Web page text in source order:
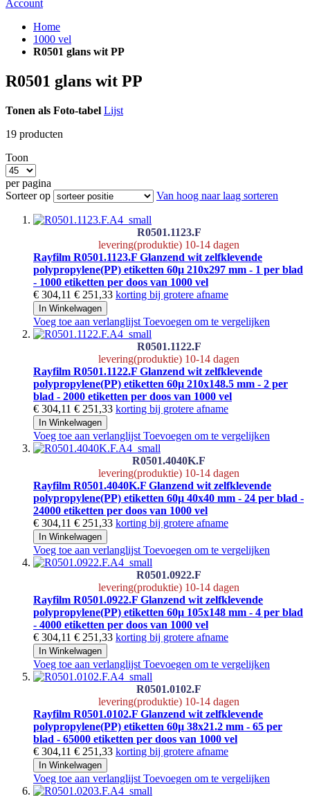
Account
Home
1000 vel
R0501 glans wit PP
R0501 glans wit PP
Tonen als Foto-tabel Lijst
19 producten
Toon
per pagina
Sorteer op
Van hoog naar laag sorteren
R0501.1123.F
levering(produktie) 10-14 dagen
Rayfilm R0501.1123.F Glanzend wit zelfklevende
polypropylene(PP) etiketten 60µ 210x297 mm - 1 per blad
- 1000 etiketten per doos van 1000 vel
€ 304,11 € 251,33 korting bij grotere afname
In Winkelwagen
Voeg toe aan verlanglijst Toevoegen om te vergelijken
R0501.1122.F
levering(produktie) 10-14 dagen
Rayfilm R0501.1122.F Glanzend wit zelfklevende
polypropylene(PP) etiketten 60µ 210x148.5 mm - 2 per
blad - 2000 etiketten per doos van 1000 vel
€ 304,11 € 251,33 korting bij grotere afname
In Winkelwagen
Voeg toe aan verlanglijst Toevoegen om te vergelijken
R0501.4040K.F
levering(produktie) 10-14 dagen
Rayfilm R0501.4040K.F Glanzend wit zelfklevende
polypropylene(PP) etiketten 60µ 40x40 mm - 24 per blad -
24000 etiketten per doos van 1000 vel
€ 304,11 € 251,33 korting bij grotere afname
In Winkelwagen
Voeg toe aan verlanglijst Toevoegen om te vergelijken
R0501.0922.F
levering(produktie) 10-14 dagen
Rayfilm R0501.0922.F Glanzend wit zelfklevende
polypropylene(PP) etiketten 60µ 105x148 mm - 4 per blad
- 4000 etiketten per doos van 1000 vel
€ 304,11 € 251,33 korting bij grotere afname
In Winkelwagen
Voeg toe aan verlanglijst Toevoegen om te vergelijken
R0501.0102.F
levering(produktie) 10-14 dagen
Rayfilm R0501.0102.F Glanzend wit zelfklevende
polypropylene(PP) etiketten 60µ 38x21.2 mm - 65 per
blad - 65000 etiketten per doos van 1000 vel
€ 304,11 € 251,33 korting bij grotere afname
In Winkelwagen
Voeg toe aan verlanglijst Toevoegen om te vergelijken